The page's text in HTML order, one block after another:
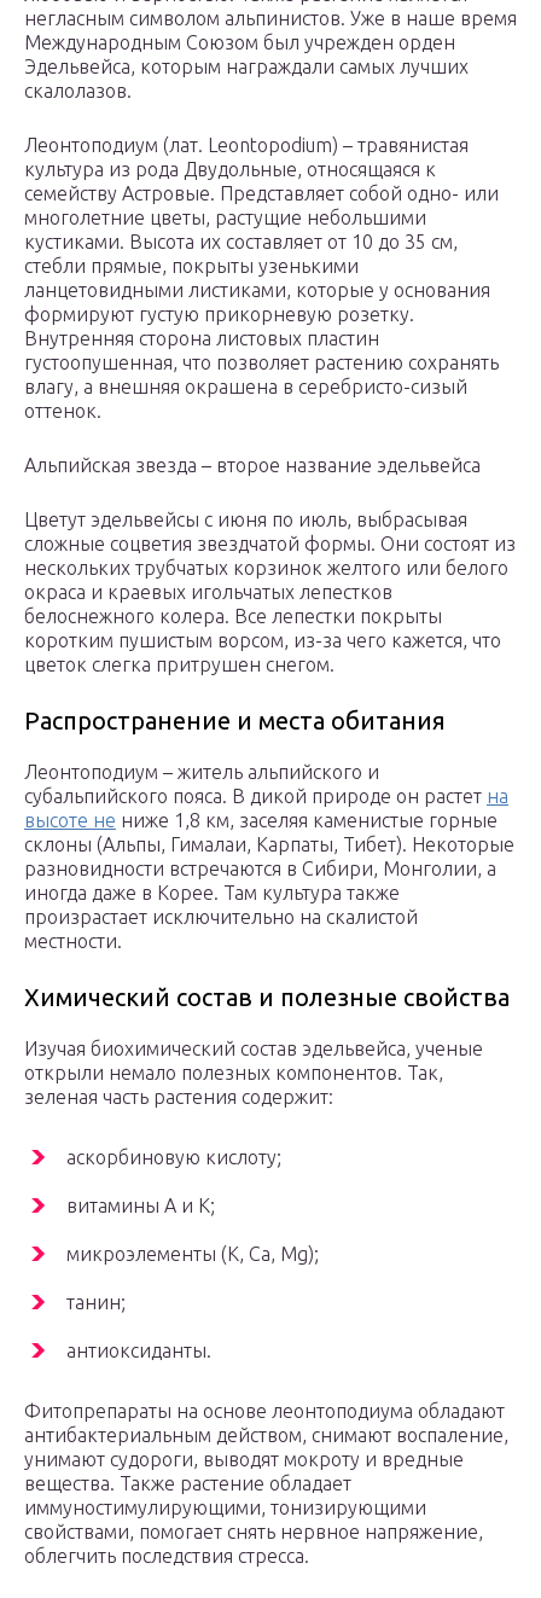
негласным символом альпинистов. Уже в наше время
Международным Союзом был учрежден орден
Эдельвейса, которым награждали самых лучших
скалолазов.
Леонтоподиум (лат. Leontopodium) – травянистая
культура из рода Двудольные, относящаяся к
семейству Астровые. Представляет собой одно- или
многолетние цветы, растущие небольшими
кустиками. Высота их составляет от 10 до 35 см,
стебли прямые, покрыты узенькими
ланцетовидными листиками, которые у основания
формируют густую прикорневую розетку.
Внутренняя сторона листовых пластин
густоопушенная, что позволяет растению сохранять
влагу, а внешняя окрашена в серебристо-сизый
оттенок.
Альпийская звезда – второе название эдельвейса
Цветут эдельвейсы с июня по июль, выбрасывая
сложные соцветия звездчатой формы. Они состоят из
нескольких трубчатых корзинок желтого или белого
окраса и краевых игольчатых лепестков
белоснежного колера. Все лепестки покрыты
коротким пушистым ворсом, из-за чего кажется, что
цветок слегка притрушен снегом.
Распространение и места обитания
Леонтоподиум – житель альпийского и
субальпийского пояса. В дикой природе он растет на
высоте не ниже 1,8 км, заселяя каменистые горные
склоны (Альпы, Гималаи, Карпаты, Тибет). Некоторые
разновидности встречаются в Сибири, Монголии, а
иногда даже в Корее. Там культура также
произрастает исключительно на скалистой
местности.
Химический состав и полезные свойства
Изучая биохимический состав эдельвейса, ученые
открыли немало полезных компонентов. Так,
зеленая часть растения содержит:
аскорбиновую кислоту;
витамины А и К;
микроэлементы (K, Ca, Mg);
танин;
антиоксиданты.
Фитопрепараты на основе леонтоподиума обладают
антибактериальным действом, снимают воспаление,
унимают судороги, выводят мокроту и вредные
вещества. Также растение обладает
иммуностимулирующими, тонизирующими
свойствами, помогает снять нервное напряжение,
облегчить последствия стресса.